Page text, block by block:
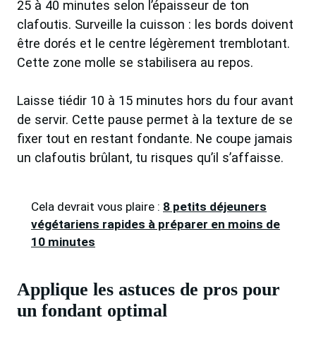
25 à 40 minutes selon l’épaisseur de ton
clafoutis. Surveille la cuisson : les bords doivent
être dorés et le centre légèrement tremblotant.
Cette zone molle se stabilisera au repos.
Laisse tiédir 10 à 15 minutes hors du four avant
de servir. Cette pause permet à la texture de se
fixer tout en restant fondante. Ne coupe jamais
un clafoutis brûlant, tu risques qu’il s’affaisse.
Cela devrait vous plaire : 8 petits déjeuners
végétariens rapides à préparer en moins de
10 minutes
Applique les astuces de pros pour
un fondant optimal